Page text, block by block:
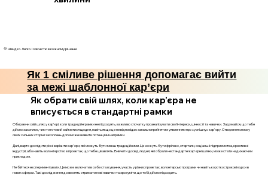
💛 Швидко. Легко. І з ясністю в кожному рішенні.
Як 1 сміливе рішення допомагає вийти
за межі шаблонної кар’єри
Як обрати свій шлях, коли кар’єра не
вписується в стандартні рамки
Обираючи свій шлях у кар'єрі, коли традиційні рамки не підходять, важливо спочатку проаналізувати свої інтереси, цінності та навички. Задумайся, що тебе
дійсно захоплює, чим ти готовий займатися щодня, навіть якщо це не відповідає загальноприйнятим уявленням про «успішну» кар'єру. Створення списку
своїх сильних сторін і захоплень допоможе виявити потенційні напрямки.
Далі, варто дослідити різні варіанти кар'єри, які можуть бути менш традиційними. Це можуть бути фріланс, стартапи, соціальні підприємства, креативні
індустрії, або навіть волонтерство в проектах, що тебе цікавлять. Вивчити досвід людей, які обрали нестандартні кар'єрні шляхи, може стати надихаючим
прикладом.
Не бійтеся експериментувати. Це може включати в себе стажування, участь у різних проектах, волонтерські програми чи навіть короткострокові курси в
нових сферах. Такі дослідження дозволять отримати нові навички та зрозуміти, що тобі дійсно підходить.